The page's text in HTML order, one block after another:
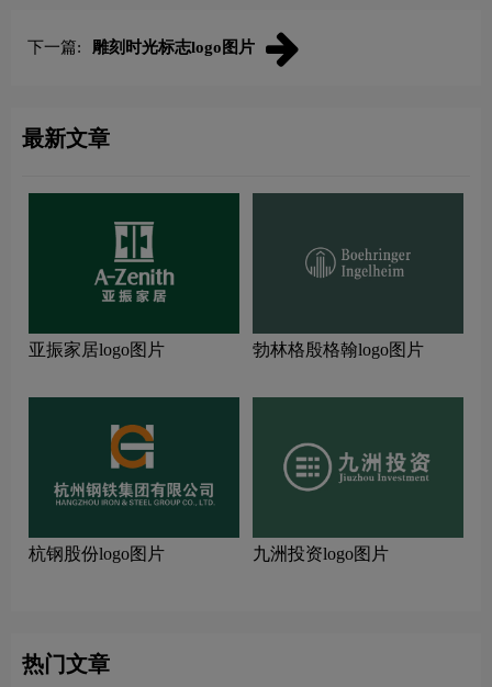
下一篇: 雕刻时光标志logo图片
最新文章
亚振家居logo图片 勃林格殷格翰logo图片
杭钢股份logo图片 九洲投资logo图片
热门文章